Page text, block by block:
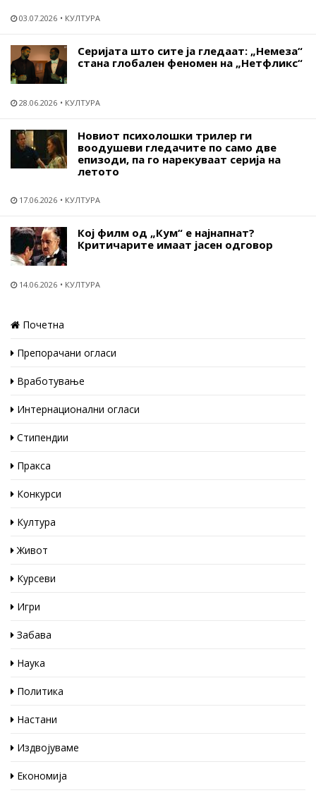
03.07.2026 КУЛТУРА
Серијата што сите ја гледаат: „Немеза“
стана глобален феномен на „Нетфликс“
28.06.2026 КУЛТУРА
Новиот психолошки трилер ги
воодушеви гледачите по само две
епизоди, па го нарекуваат серија на
летото
17.06.2026 КУЛТУРА
Кој филм од „Кум“ е најнапнат?
Критичарите имаат јасен одговор
14.06.2026 КУЛТУРА
Почетна
Препорачани огласи
Вработување
Интернационални огласи
Стипендии
Пракса
Конкурси
Култура
Живот
Курсеви
Игри
Забава
Наука
Политика
Настани
Издвојуваме
Економија